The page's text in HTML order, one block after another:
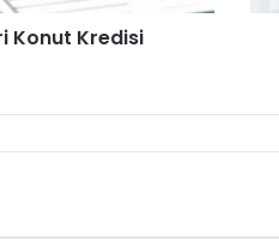
Konut Kredisi